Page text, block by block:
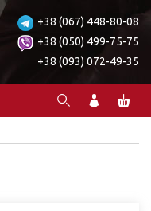
+38 (067) 448-80-08
+38 (050) 499-75-75
+38 (093) 072-49-35